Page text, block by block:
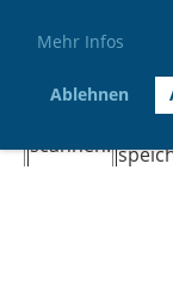
Mehr Infos
Ablehnen
QR-Code
TWINT
scannen.
der E-
App
oder